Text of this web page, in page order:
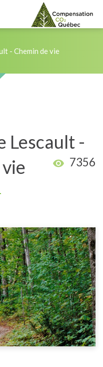
- Chemin de vie
Lescault -
7356